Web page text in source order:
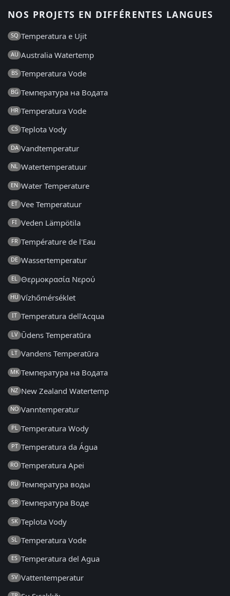
NOS PROJETS EN DIFFÉRENTES LANGUES
SQ Temperatura e Ujit
AU Australia Watertemp
BS Temperatura Vode
BG Температура на Водата
HR Temperatura Vode
CS Teplota Vody
DA Vandtemperatur
NL Watertemperatuur
EN Water Temperature
ET Vee Temperatuur
FI Veden Lämpötila
FR Température de l'Eau
DE Wassertemperatur
EL Θερμοκρασία Νερού
HU Vízhőmérséklet
IT Temperatura dell'Acqua
LV Ūdens Temperatūra
LT Vandens Temperatūra
MK Температура на Водата
NZ New Zealand Watertemp
NO Vanntemperatur
PL Temperatura Wody
PT Temperatura da Água
RO Temperatura Apei
RU Температура воды
SR Температура Воде
SK Teplota Vody
SL Temperatura Vode
ES Temperatura del Agua
SV Vattentemperatur